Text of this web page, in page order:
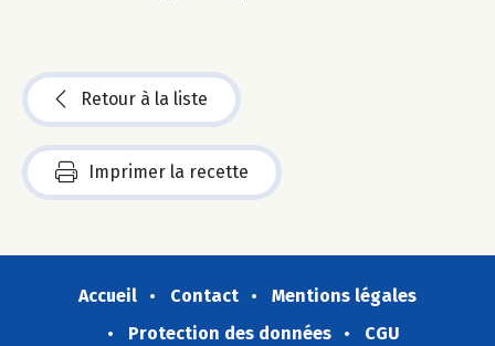
Retour à la liste
Imprimer la recette
Accueil Contact
Mentions légales
Protection des données
CGU